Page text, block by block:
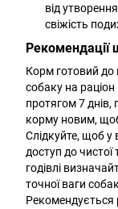
від
свіжість
Рекомендації
Корм готовий до
собаку на
протягом 7
корму новим,
Слідкуйте, щоб
доступ до
годівлі
точної ваги
Рекомендується